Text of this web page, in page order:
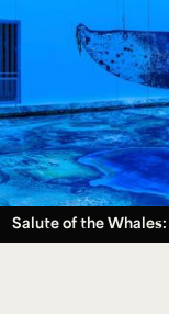
Salute of the Whales: